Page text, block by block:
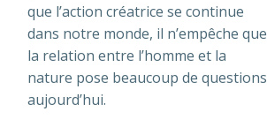
que l’action créatrice se continue
dans notre monde, il n’empêche que
la relation entre l’homme et la
nature pose beaucoup de questions
aujourd’hui.